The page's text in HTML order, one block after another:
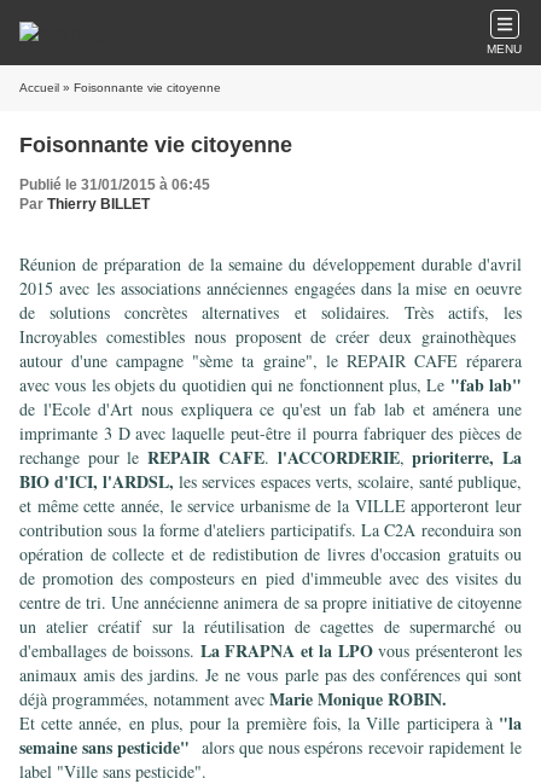
MENU
Accueil » Foisonnante vie citoyenne
Foisonnante vie citoyenne
Publié le 31/01/2015 à 06:45
Par Thierry BILLET
Réunion de préparation de la semaine du développement durable d'avril
2015 avec les associations annéciennes engagées dans la mise en oeuvre
de solutions concrètes alternatives et solidaires. Très actifs, les
Incroyables comestibles nous proposent de créer deux grainothèques
autour d'une campagne "sème ta graine", le REPAIR CAFE réparera
avec vous les objets du quotidien qui ne fonctionnent plus, Le "fab lab"
de l'Ecole d'Art nous expliquera ce qu'est un fab lab et aménera une
imprimante 3 D avec laquelle peut-être il pourra fabriquer des pièces de
rechange pour le REPAIR CAFE. l'ACCORDERIE,prioriterre, La
BIO d'ICI, l'ARDSL, les services espaces verts, scolaire, santé publique,
et même cette année, le service urbanisme de la VILLE apporteront leur
contribution sous la forme d'ateliers participatifs. La C2A reconduira son
opération de collecte et de redistibution de livres d'occasion gratuits ou
de promotion des composteurs en pied d'immeuble avec des visites du
centre de tri. Une annécienne animera de sa propre initiative de citoyenne
un atelier créatif sur la réutilisation de cagettes de supermarché ou
d'emballages de boissons. La FRAPNA et la LPOvous présenteront les
animaux amis des jardins. Je ne vous parle pas des conférences qui sont
déjà programmées, notamment avec Marie Monique ROBIN.
Et cette année, en plus, pour la première fois, la Ville participera à "la
semaine sans pesticide" alors que nous espérons recevoir rapidement le
label "Ville sans pesticide".